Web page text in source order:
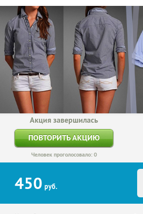
Акция завершилась
ПОВТОРИТЬ АКЦИЮ
Человек проголосовало: 0
450 руб.